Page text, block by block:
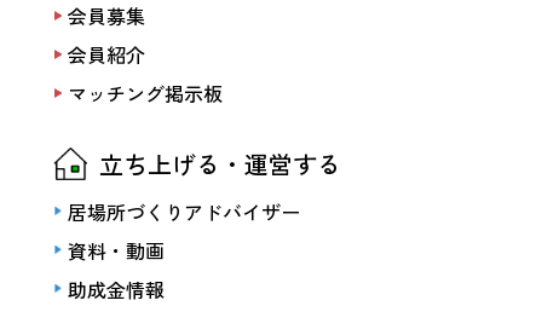
会員募集
会員紹介
マッチング掲示板
立ち上げる・運営する
居場所づくりアドバイザー
資料・動画
助成金情報